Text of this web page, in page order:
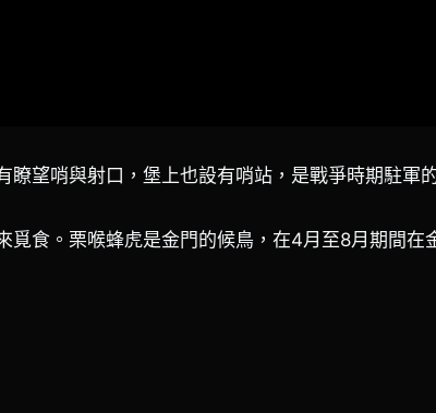
望哨與射口，堡上也設有哨站，是戰爭時期駐軍
食。栗喉蜂虎是金門的候鳥，在4月至8月期間在